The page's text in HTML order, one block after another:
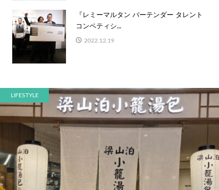
『レミーマルタン バーテンダー タレント
コンペティシ...
2022.12.19
LIFESTYLE